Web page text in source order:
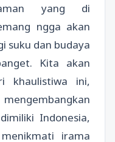
yang di
ngga akan
suku dan budaya
Kita akan
khaulistiwa ini,
Indonesia,
irama